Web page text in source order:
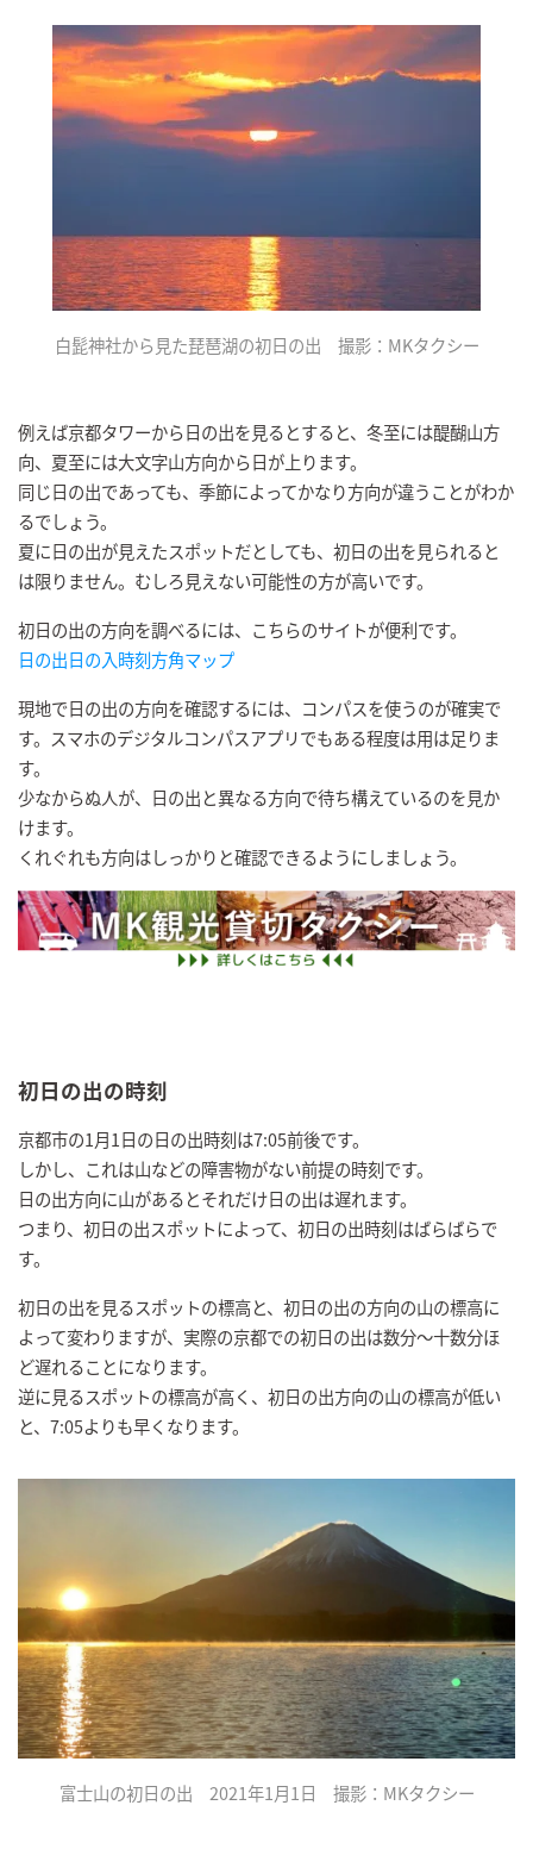
白髭神社から見た琵琶湖の初日の出 撮影：MKタクシー
例えば京都タワーから日の出を見るとすると、冬至には醍醐山方
向、夏至には大文字山方向から日が上ります。
同じ日の出であっても、季節によってかなり方向が違うことがわか
るでしょう。
夏に日の出が見えたスポットだとしても、初日の出を見られると
は限りません。むしろ見えない可能性の方が高いです。
初日の出の方向を調べるには、こちらのサイトが便利です。
日の出日の入時刻方角マップ
現地で日の出の方向を確認するには、コンパスを使うのが確実で
す。スマホのデジタルコンパスアプリでもある程度は用は足りま
す。
少なからぬ人が、日の出と異なる方向で待ち構えているのを見か
けます。
くれぐれも方向はしっかりと確認できるようにしましょう。
初日の出の時刻
京都市の1月1日の日の出時刻は7:05前後です。
しかし、これは山などの障害物がない前提の時刻です。
日の出方向に山があるとそれだけ日の出は遅れます。
つまり、初日の出スポットによって、初日の出時刻はばらばらで
す。
初日の出を見るスポットの標高と、初日の出の方向の山の標高に
よって変わりますが、実際の京都での初日の出は数分～十数分ほ
ど遅れることになります。
逆に見るスポットの標高が高く、初日の出方向の山の標高が低い
と、7:05よりも早くなります。
富士山の初日の出 2021年1月1日 撮影：MKタクシー